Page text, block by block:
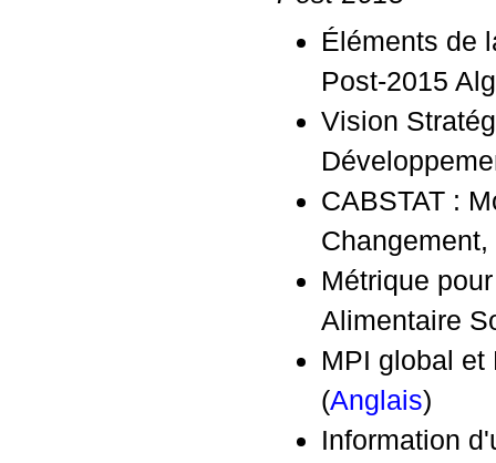
Éléments de
Post-2015
Vision
CABSTAT :
Métrique
Alimentaire
MPI global et
(Anglais)
Information